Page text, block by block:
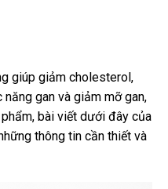
giúp giảm cholesterol,
gan và giảm mỡ gan,
bài viết dưới đây của
thông tin cần thiết và